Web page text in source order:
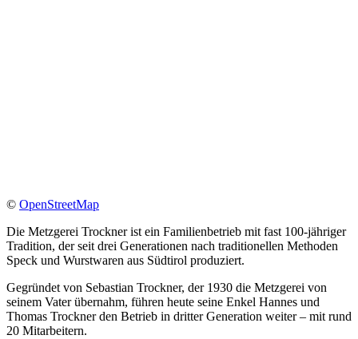
© OpenStreetMap
Die Metzgerei Trockner ist ein Familienbetrieb mit fast 100-jähriger
Tradition, der seit drei Generationen nach traditionellen Methoden
Speck und Wurstwaren aus Südtirol produziert.
Gegründet von Sebastian Trockner, der 1930 die Metzgerei von
seinem Vater übernahm, führen heute seine Enkel Hannes und
Thomas Trockner den Betrieb in dritter Generation weiter – mit rund
20 Mitarbeitern.